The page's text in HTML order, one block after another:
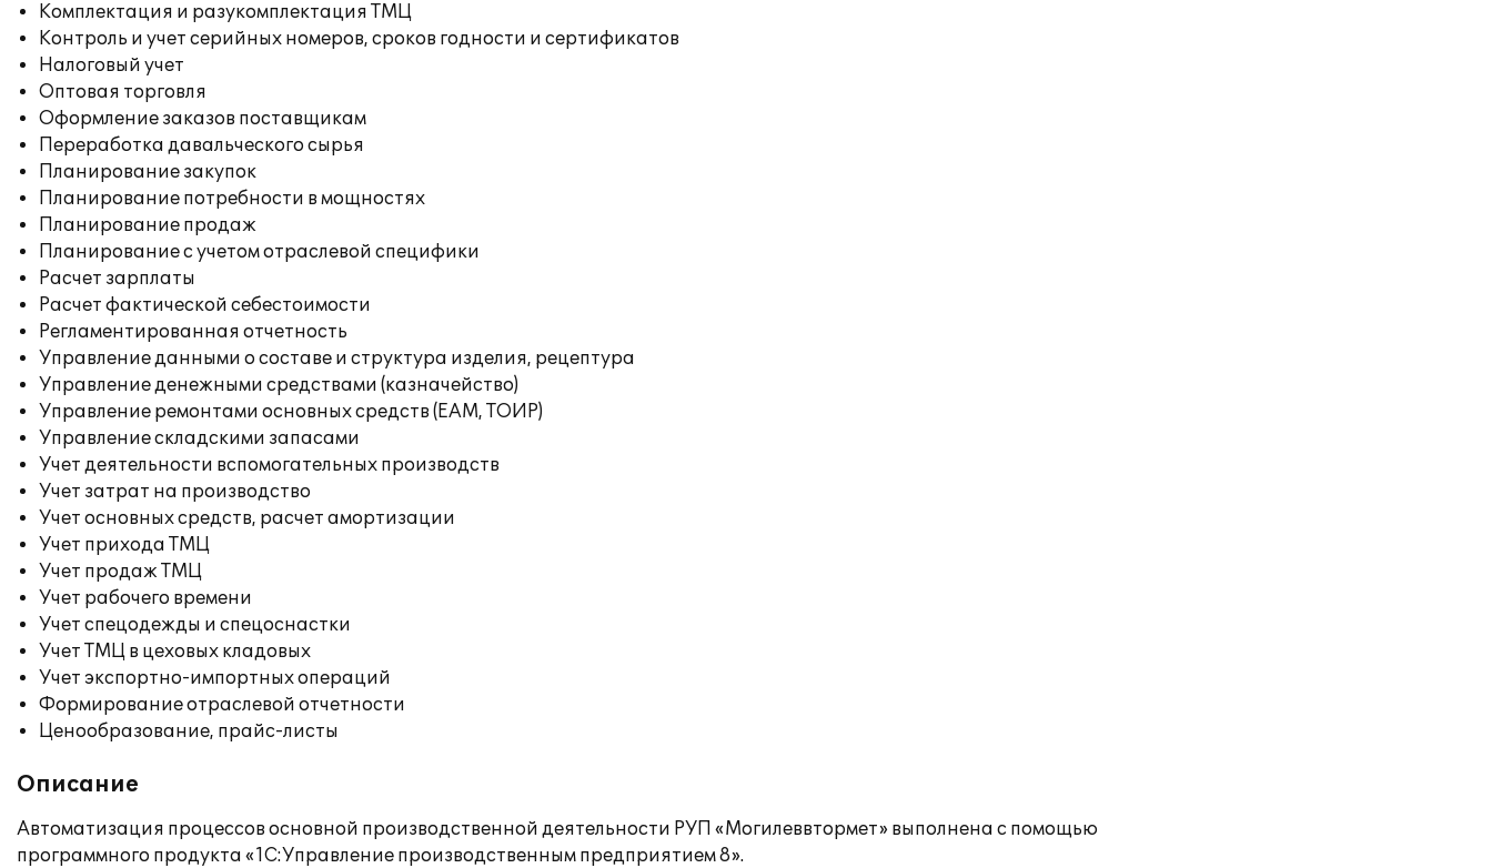
Комплектация и разукомплектация ТМЦ
Контроль и учет серийных номеров, сроков годности и сертификатов
Налоговый учет
Оптовая торговля
Оформление заказов поставщикам
Переработка давальческого сырья
Планирование закупок
Планирование потребности в мощностях
Планирование продаж
Планирование с учетом отраслевой специфики
Расчет зарплаты
Расчет фактической себестоимости
Регламентированная отчетность
Управление данными о составе и структура изделия, рецептура
Управление денежными средствами (казначейство)
Управление ремонтами основных средств (EAM, ТОИР)
Управление складскими запасами
Учет деятельности вспомогательных производств
Учет затрат на производство
Учет основных средств, расчет амортизации
Учет прихода ТМЦ
Учет продаж ТМЦ
Учет рабочего времени
Учет спецодежды и спецоснастки
Учет ТМЦ в цеховых кладовых
Учет экспортно-импортных операций
Формирование отраслевой отчетности
Ценообразование, прайс-листы
Описание
Автоматизация процессов основной производственной деятельности РУП «Могилеввтормет» выполнена с помощью
программного продукта «1С:Управление производственным предприятием 8».